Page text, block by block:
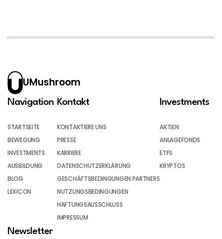
UMushroom
Navigation
STARTSEITE
BEWEGUNG
INVESTMENTS
AUSBILDUNG
BLOG
LEXICON
Kontakt
KONTAKTIERE UNS
PRESSE
KARRIERE
DATENSCHUTZERKLÄRUNG
GESCHÄFTSBEDINGUNGEN PARTNERS
NUTZUNGSBEDINGUNGEN
HAFTUNGSAUSSCHLUSS
IMPRESSUM
Investments
AKTIEN
ANLAGEFONDS
ETFS
KRYPTOS
Newsletter